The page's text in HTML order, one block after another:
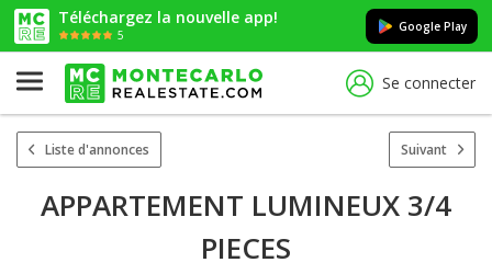
Téléchargez la nouvelle app!
5
Google Play
Se connecter
Liste d'annonces Suivant
APPARTEMENT LUMINEUX 3/4
PIECES